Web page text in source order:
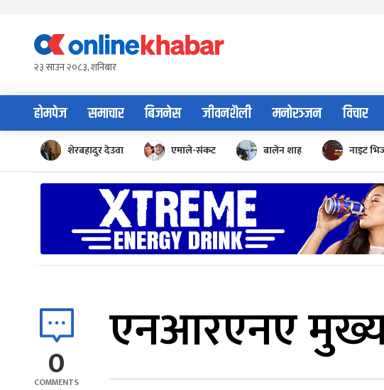
content२३ साउन २०८३, शनिबार
होमपेज समाचार बिजनेस जीवनशैली मनोरञ्जन विचार
शेरबहादुर देउवा एमाले-संकट बालेन शाह नाइट
0
COMMENTS
एनआरएनए मुख्य